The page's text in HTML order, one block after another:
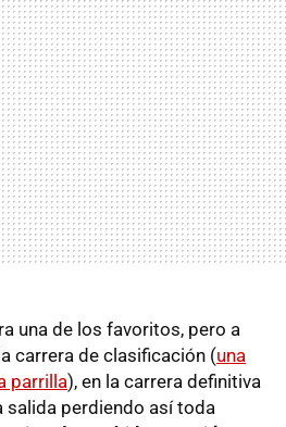
una de los favoritos, pero a
carrera de clasificación (una
parrilla), en la carrera definitiva
salida perdiendo así toda